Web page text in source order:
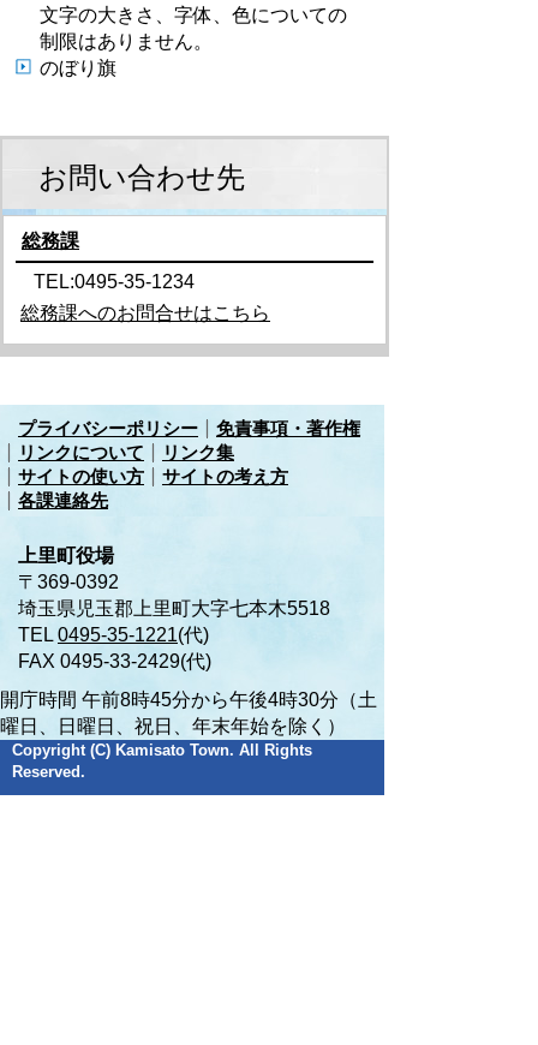
文字の大きさ、字体、色についての
制限はありません。
のぼり旗
お問い合わせ先
総務課
TEL:0495-35-1234
総務課へのお問合せはこちら
プライバシーポリシー
免責事項・著作権
リンクについて
リンク集
サイトの使い方
サイトの考え方
各課連絡先
上里町役場
〒369-0392
埼玉県児玉郡上里町大字七本木5518
TEL 0495-35-1221(代)
FAX 0495-33-2429(代)
開庁時間 午前8時45分から午後4時30分（土
曜日、日曜日、祝日、年末年始を除く）
Copyright (C) Kamisato Town. All Rights
Reserved.